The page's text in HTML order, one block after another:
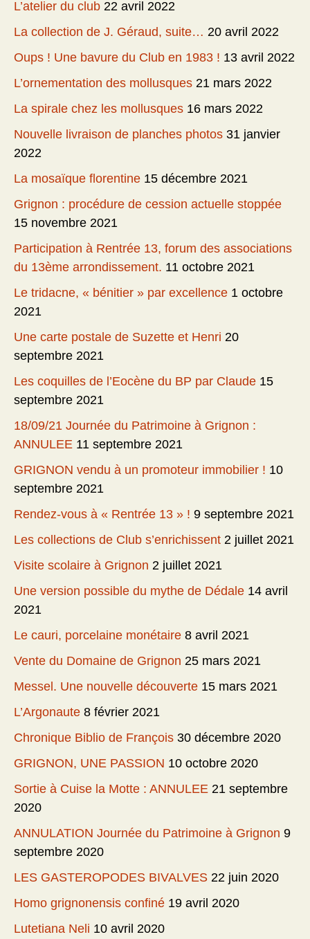
L’atelier du club 22 avril 2022
La collection de J. Géraud, suite… 20 avril 2022
Oups ! Une bavure du Club en 1983 ! 13 avril 2022
L’ornementation des mollusques 21 mars 2022
La spirale chez les mollusques 16 mars 2022
Nouvelle livraison de planches photos 31 janvier
2022
La mosaïque florentine 15 décembre 2021
Grignon : procédure de cession actuelle stoppée
15 novembre 2021
Participation à Rentrée 13, forum des associations
du 13ème arrondissement. 11 octobre 2021
Le tridacne, « bénitier » par excellence 1 octobre
2021
Une carte postale de Suzette et Henri 20
septembre 2021
Les coquilles de l’Eocène du BP par Claude 15
septembre 2021
18/09/21 Journée du Patrimoine à Grignon :
ANNULEE 11 septembre 2021
GRIGNON vendu à un promoteur immobilier ! 10
septembre 2021
Rendez-vous à « Rentrée 13 » ! 9 septembre 2021
Les collections de Club s’enrichissent 2 juillet 2021
Visite scolaire à Grignon 2 juillet 2021
Une version possible du mythe de Dédale 14 avril
2021
Le cauri, porcelaine monétaire 8 avril 2021
Vente du Domaine de Grignon 25 mars 2021
Messel. Une nouvelle découverte 15 mars 2021
L’Argonaute 8 février 2021
Chronique Biblio de François 30 décembre 2020
GRIGNON, UNE PASSION 10 octobre 2020
Sortie à Cuise la Motte : ANNULEE 21 septembre
2020
ANNULATION Journée du Patrimoine à Grignon 9
septembre 2020
LES GASTEROPODES BIVALVES 22 juin 2020
Homo grignonensis confiné 19 avril 2020
Lutetiana Neli 10 avril 2020